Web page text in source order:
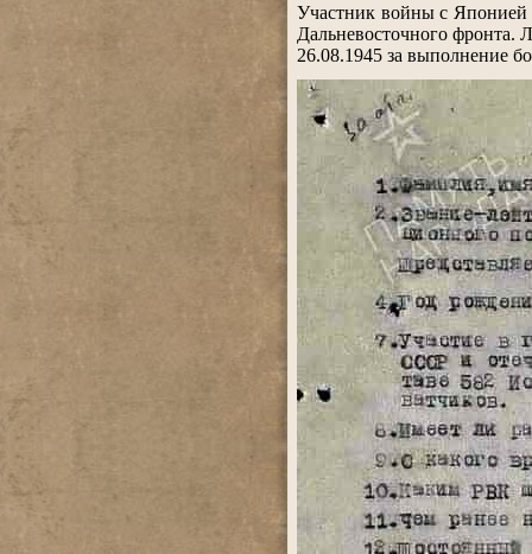
Участник войны с Японией
Дальневосточного фронта.
26.08.1945 за выполнение